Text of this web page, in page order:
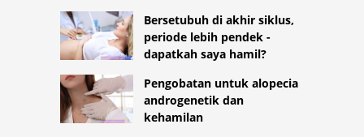
Bersetubuh di akhir siklus,
periode lebih pendek -
dapatkah saya hamil?
Pengobatan untuk alopecia
androgenetik dan
kehamilan